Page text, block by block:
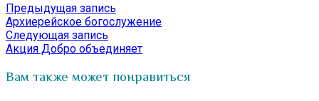
Навигация
по
записям
Предыдущая запись
запись:
Архиерейское богослужение
Следующая запись
запись:
Акция Добро объединяет
Вам также может понравиться